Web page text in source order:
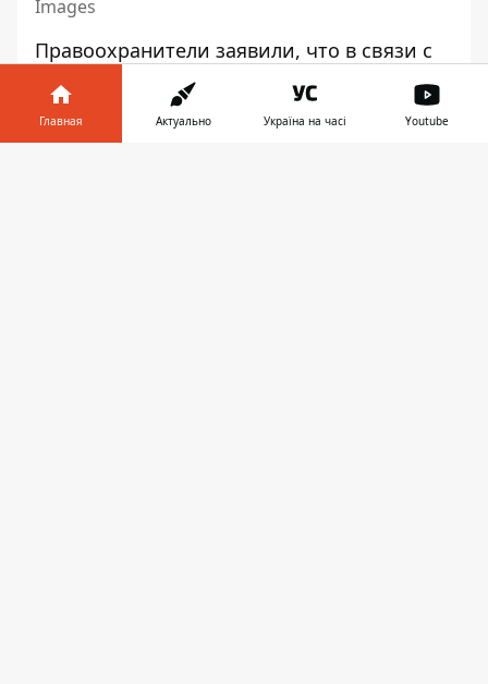
Images
Правоохранители заявили, что в связи с
гибелью Мэттью Перри
должны быть предъявлены нескольким
людям
. Актер сериала «Друзья» скончался
Главная Актуально Україна на часі Youtube